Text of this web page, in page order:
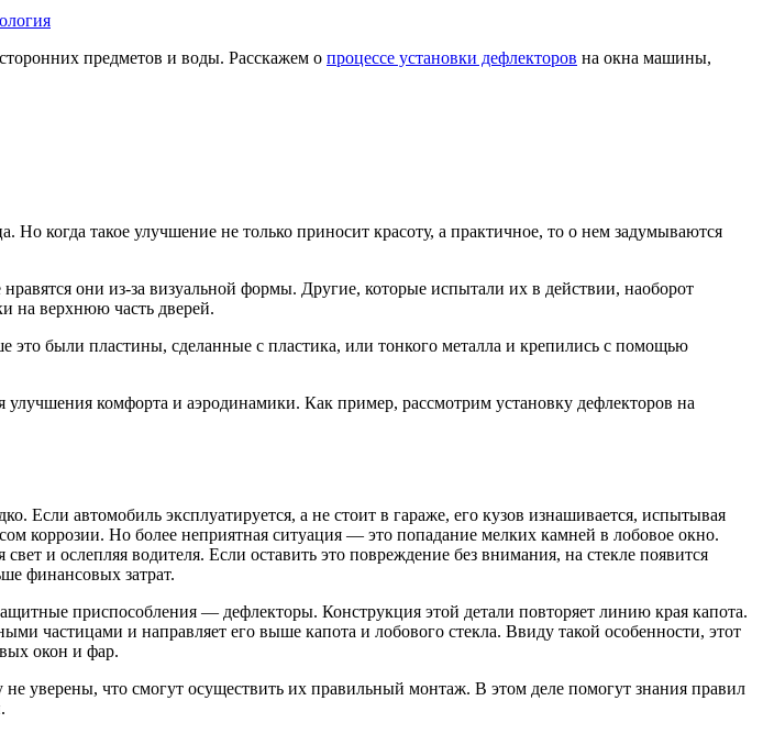
предметов и воды. Расскажем о процессе установки дефлекторов на окна машины,
когда такое улучшение не только приносит красоту, а практичное, то о нем задумываются
они из-за визуальной формы. Другие, которые испытали их в действии, наоборот
на верхнюю часть дверей.
были пластины, сделанные с пластика, или тонкого металла и крепились с помощью
комфорта и аэродинамики. Как пример, рассмотрим установку дефлекторов на
Если автомобиль эксплуатируется, а не стоит в гараже, его кузов изнашивается, испытывая
коррозии. Но более неприятная ситуация — это попадание мелких камней в лобовое окно.
и ослепляя водителя. Если оставить это повреждение без внимания, на стекле появится
финансовых затрат.
приспособления — дефлекторы. Конструкция этой детали повторяет линию края капота.
частицами и направляет его выше капота и лобового стекла. Ввиду такой особенности, этот
окон и фар.
уверены, что смогут осуществить их правильный монтаж. В этом деле помогут знания правил